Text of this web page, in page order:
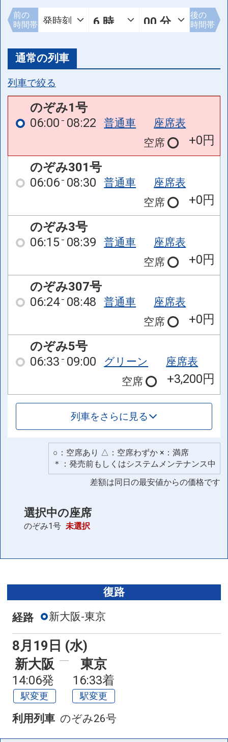
前の
時間帯
後の
時間帯
通常の列車
列車で絞る
のぞみ1号
06:00 08:22 普通車
座席表
空席
+0円
のぞみ301号
06:06 08:30 普通車
座席表
空席
+0円
のぞみ3号
06:15 08:39 普通車
座席表
空席
+0円
のぞみ307号
06:24 08:48 普通車
座席表
空席
+0円
のぞみ5号
06:33 09:00 グリーン
座席表
空席
+3,200円
列車をさらに見る
○：空席あり △：空席わずか ×：満席
＊：発売前もしくはシステムメンテナンス中
差額は同日の最安値からの価格です
選択中の座席
のぞみ1号 未選択
復路
経路 新大阪-東京
8月19日 (水)
新大阪
14:06発
駅変更
東京
16:33着
駅変更
利用列車 のぞみ26号